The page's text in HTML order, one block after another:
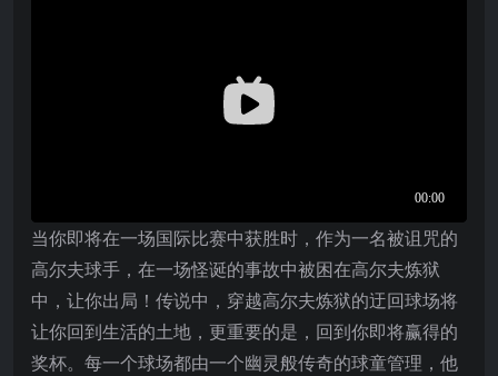
当你即将在一场国际比赛中获胜时，作为一名被诅咒的
高尔夫球手，在一场怪诞的事故中被困在高尔夫炼狱
中，让你出局！传说中，穿越高尔夫炼狱的迂回球场将
让你回到生活的土地，更重要的是，回到你即将赢得的
奖杯。每一个球场都由一个幽灵般传奇的球童管理，他